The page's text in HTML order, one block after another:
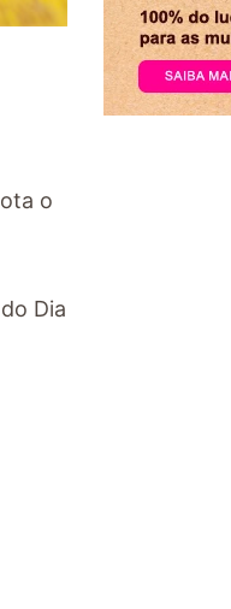
o
Dia